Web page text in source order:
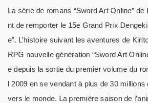
La série de romans “Sword Art Online”
nt de remporter le 15e Grand Prix
e”. L’histoire suivant les aventures de
RPG nouvelle génération “Sword Art
e depuis la sortie du premier volume du
l 2009 en se vendant à plus de 30 millions
vers le monde. La première saison de